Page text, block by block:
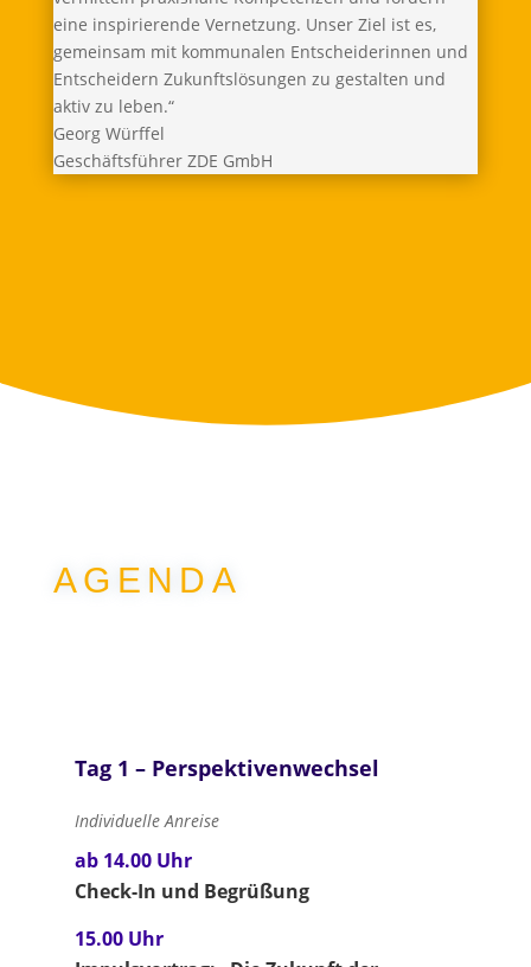
eine inspirierende Vernetzung. Unser Ziel ist es,
gemeinsam mit kommunalen Entscheiderinnen und
Entscheidern Zukunftslösungen zu gestalten und
aktiv zu leben.“
Georg Würffel
Geschäftsführer ZDE GmbH
AGENDA
Tag 1 – Perspektivenwechsel
Individuelle Anreise
ab 14.00 Uhr
Check-In und Begrüßung
15.00 Uhr